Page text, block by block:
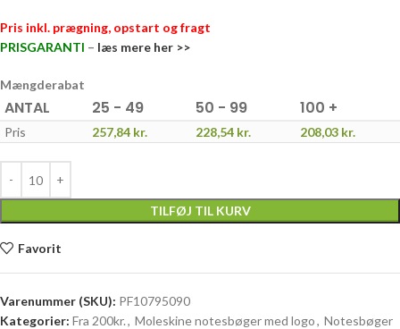
Pris inkl. prægning, opstart og fragt
PRISGARANTI – læs mere her >>
Mængderabat
ANTAL 25 - 49 50 - 99 100 +
Pris 257,84 kr. 228,54 kr. 208,03 kr.
TILFØJ TIL KURV
Favorit
Varenummer (SKU): PF10795090
Kategorier: Fra 200kr., Moleskine notesbøger med logo, Notesbøger